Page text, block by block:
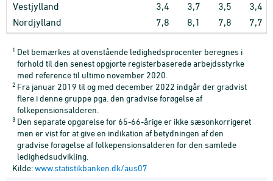
Vestjylland
3,4 3,7 3,5
3,4
Nordjylland
7,8 8,1 7,8 7,7
1 Det bemærkes at ovenstående ledighedsprocenter beregnes i
forhold til den senest opgjorte registerbaserede arbejdsstyrke
med reference til ultimo november 2020.
2 Fra januar 2019 til og med december 2022 indgår der gradvist
flere i denne gruppe pga. den gradvise forøgelse af
folkepensionsalderen.
3 Den separate opgørelse for 65-66-årige er ikke sæsonkorrigeret
men er vist for at give en indikation af betydningen af den
gradvise forøgelse af folkepensionsalderen for den samlede
ledighedsudvikling.
Kilde:www.statistikbanken.dk/aus07